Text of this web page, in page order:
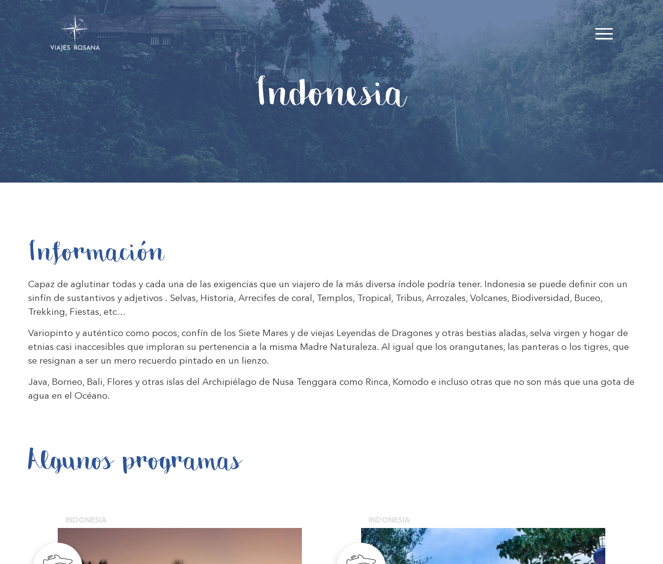
Indonesia
Información
Capaz de aglutinar todas y cada una de las exigencias que un viajero de la más diversa índole podría tener. Indonesia se puede definir con un
sinfín de sustantivos y adjetivos . Selvas, Historia, Arrecifes de coral, Templos, Tropical, Tribus, Arrozales, Volcanes, Biodiversidad, Buceo,
Trekking, Fiestas, etc…
Variopinto y auténtico como pocos, confín de los Siete Mares y de viejas Leyendas de Dragones y otras bestias aladas, selva virgen y hogar de
etnias casi inaccesibles que imploran su pertenencia a la misma Madre Naturaleza. Al igual que los orangutanes, las panteras o los tigres, que
se resignan a ser un mero recuerdo pintado en un lienzo.
Java, Borneo, Bali, Flores y otras islas del Archipiélago de Nusa Tenggara como Rinca, Komodo e incluso otras que no son más que una gota de
agua en el Océano.
Algunos programas
INDONESIA INDONESIA